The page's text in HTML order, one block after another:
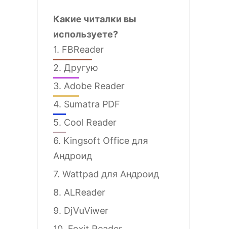
Какие читалки вы
используете?
1. FBReader
2. Другую
3. Adobe Reader
4. Sumatra PDF
5. Cool Reader
6. Kingsoft Office для
Андроид
7. Wattpad для Андроид
8. ALReader
9. DjVuViwer